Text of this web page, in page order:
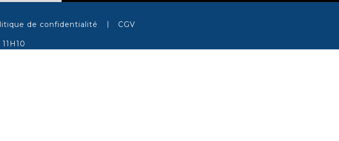
de confidentialité CGV